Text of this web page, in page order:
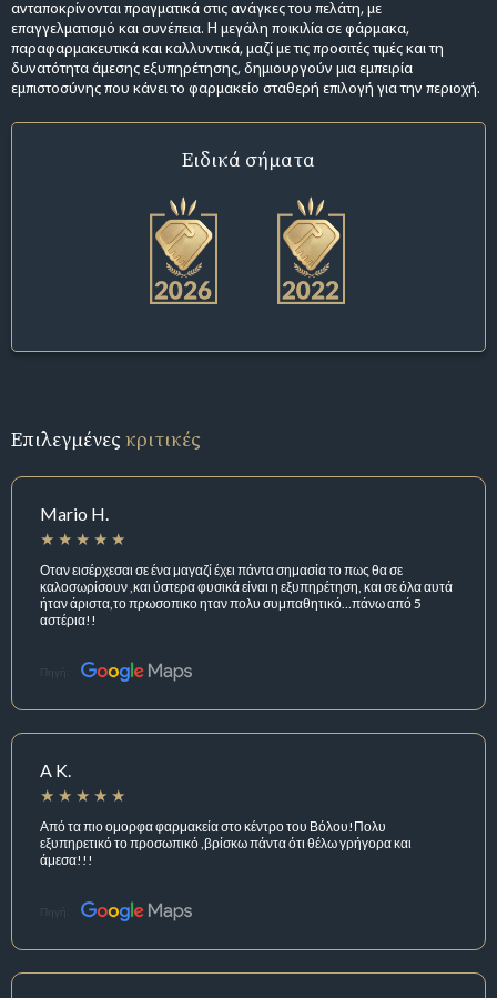
ανταποκρίνονται πραγματικά στις ανάγκες του πελάτη, με
επαγγελματισμό και συνέπεια. Η μεγάλη ποικιλία σε φάρμακα,
παραφαρμακευτικά και καλλυντικά, μαζί με τις προσιτές τιμές και τη
δυνατότητα άμεσης εξυπηρέτησης, δημιουργούν μια εμπειρία
εμπιστοσύνης που κάνει το φαρμακείο σταθερή επιλογή για την περιοχή.
Ειδικά σήματα
Επιλεγμένεςκριτικές
Mario H.
Οταν εισέρχεσαι σε ένα μαγαζί έχει πάντα σημασία το πως θα σε
καλοσωρίσουν ,και ύστερα φυσικά είναι η εξυπηρέτηση, και σε όλα αυτά
ήταν άριστα,το πρωσοπικο ηταν πολυ συμπαθητικό…πάνω από 5
αστέρια!!
Πηγή:
A K.
Από τα πιο ομορφα φαρμακεία στο κέντρο του Βόλου!Πολυ
εξυπηρετικό το προσωπικό ,βρίσκω πάντα ότι θέλω γρήγορα και
άμεσα!!!
Πηγή: